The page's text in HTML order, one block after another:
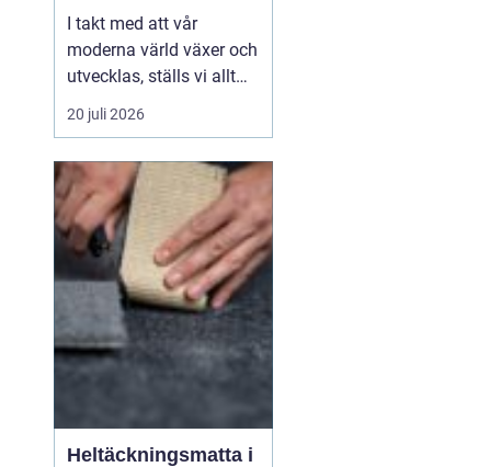
infrastruktur
I takt med att vår
moderna värld växer och
utvecklas, ställs vi allt
oftare inför utmaningar
när vi bygger i bergiga
kritisk betydelse inom
byggnation i sådana
landskap är be...
20 juli 2026
Heltäckningsmatta i